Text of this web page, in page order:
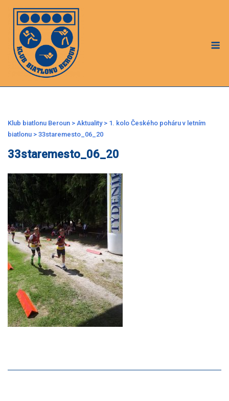
Skip
content
Klub biatlonu Beroun > Aktuality> 1. kolo Českého poháru v letním
biatlonu > 33staremesto_06_20
33staremesto_06_20